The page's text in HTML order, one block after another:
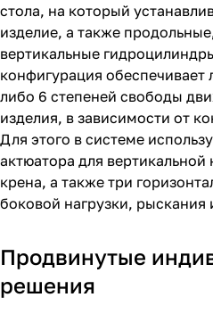
стола, на который
изделие, а также
вертикальные
конфигурация
либо 6 степеней свободы
изделия, в зависимости от
Для этого в системе
актюатора для вертикальной
крена, а также три
боковой нагрузки,
Продвинутые
решения